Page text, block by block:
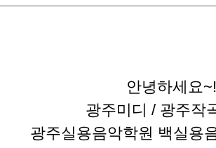
안녕하세요~!
광주미디 / 광주작
광주실용음악학원 백실용